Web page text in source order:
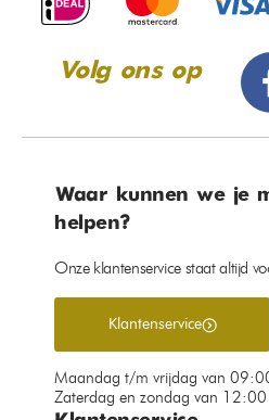
Volg ons op
Waar kunnen we je
helpen?
Onze klantenservice staat altijd
Klantenservice
Maandag t/m vrijdag van
Zaterdag en zondag van